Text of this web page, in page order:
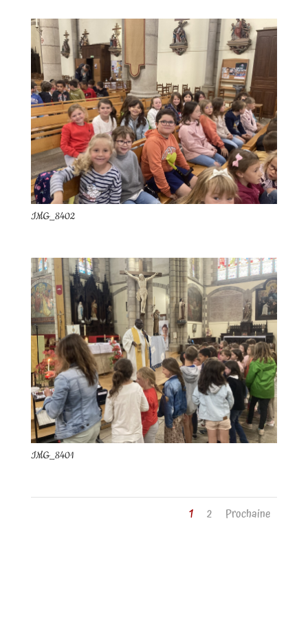
IMG_8402
IMG_8401
1 2 Prochaine